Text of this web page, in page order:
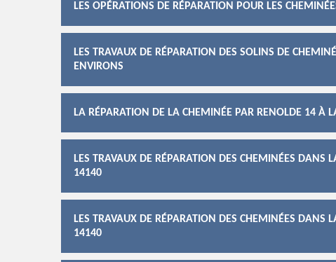
LES OPÉRATIONS DE RÉPARATION POUR LES
LES TRAVAUX DE RÉPARATION DES SOLINS DE
ENVIRONS
LA RÉPARATION DE LA CHEMINÉE PAR RENOLDE 14 À
LES TRAVAUX DE RÉPARATION DES CHEMINÉES DANS
14140
LES TRAVAUX DE RÉPARATION DES CHEMINÉES DANS
14140